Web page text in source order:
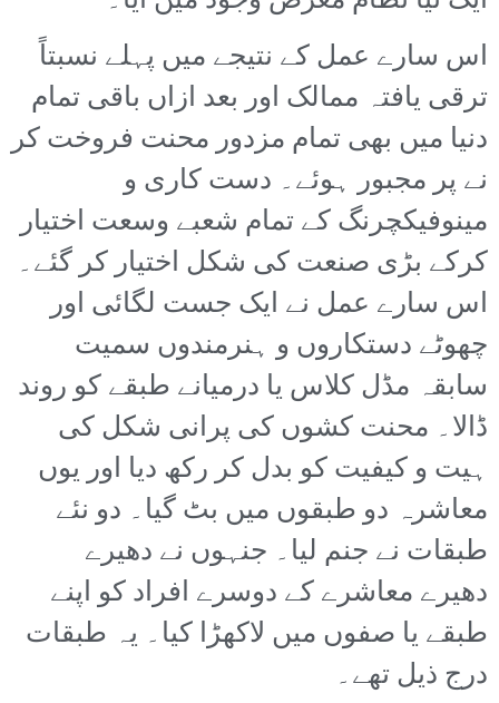
اس سارے عمل کے نتیجے میں پہلے نسبتاً
ترقی یافتہ ممالک اور بعد ازاں باقی تمام
دنیا میں بھی تمام مزدور محنت فروخت کر
نے پر مجبور ہوئے۔ دست کاری و
مینوفیکچرنگ کے تمام شعبے وسعت اختیار
کرکے بڑی صنعت کی شکل اختیار کر گئے۔
اس سارے عمل نے ایک جست لگائی اور
چھوٹے دستکاروں و ہنرمندوں سمیت
سابقہ مڈل کلاس یا درمیانے طبقے کو روند
ڈالا۔ محنت کشوں کی پرانی شکل کی
ہیت و کیفیت کو بدل کر رکھ دیا اور یوں
معاشرہ دو طبقوں میں بٹ گیا۔ دو نئے
طبقات نے جنم لیا۔ جنہوں نے دھیرے
دھیرے معاشرے کے دوسرے افراد کو اپنے
طبقے یا صفوں میں لاکھڑا کیا۔ یہ طبقات
درج ذیل تھے۔